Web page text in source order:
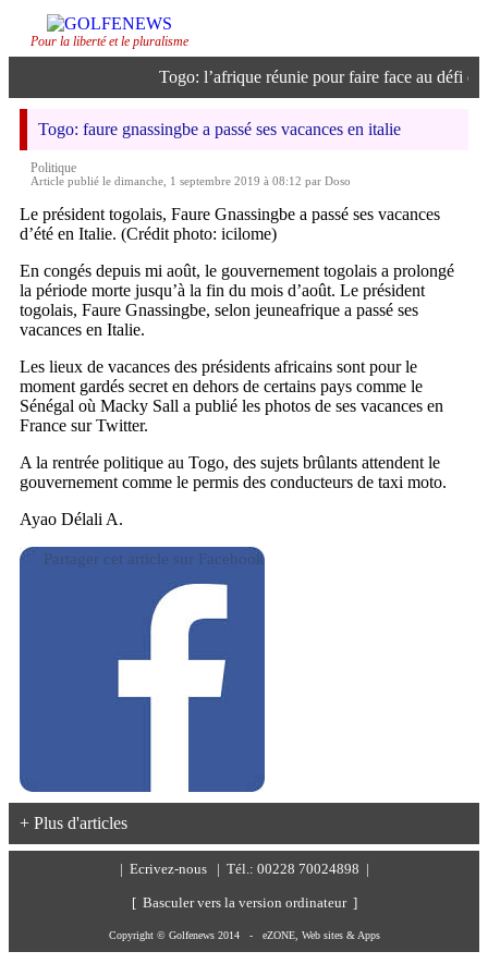
Pour la liberté et le pluralisme
Togo: l’afrique réunie pour faire face au défi
Togo: faure gnassingbe a passé ses vacances en italie
Politique
Article publié le dimanche, 1 septembre 2019 à 08:12 par Doso
Le président togolais, Faure Gnassingbe a passé ses vacances
d’été en Italie. (Crédit photo: icilome)
En congés depuis mi août, le gouvernement togolais a prolongé
la période morte jusqu’à la fin du mois d’août. Le président
togolais, Faure Gnassingbe, selon jeuneafrique a passé ses
vacances en Italie.
Les lieux de vacances des présidents africains sont pour le
moment gardés secret en dehors de certains pays comme le
Sénégal où Macky Sall a publié les photos de ses vacances en
France sur Twitter.
A la rentrée politique au Togo, des sujets brûlants attendent le
gouvernement comme le permis des conducteurs de taxi moto.
Ayao Délali A.
Partager cet article sur Facebook
+ Plus d'articles
Ecrivez-nous | Tél.: 00228 70024898 |
[ Basculer vers la version ordinateur ]
Copyright © Golfenews 2014 - eZONE, Web sites & Apps